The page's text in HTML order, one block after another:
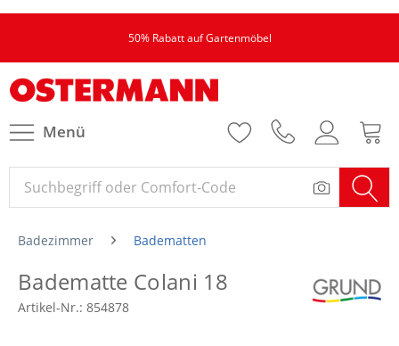
50% Rabatt auf Gartenmöbel
Menü
Badezimmer Badematten
Badematte Colani 18
Artikel-Nr.: 854878